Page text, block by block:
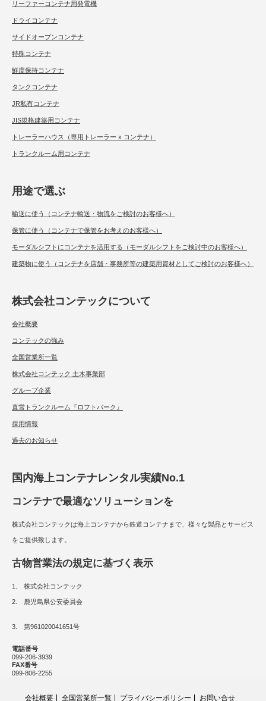
リーファーコンテナ用発電機
ドライコンテナ
サイドオープンコンテナ
特殊コンテナ
鮮度保持コンテナ
タンクコンテナ
JR私有コンテナ
JIS規格建築用コンテナ
トレーラーハウス（専用トレーラー x コンテナ）
トランクルーム用コンテナ
用途で選ぶ
輸送に使う（コンテナ輸送・物流をご検討のお客様へ）
保管に使う（コンテナで保管をお考えのお客様へ）
モーダルシフトにコンテナを活用する（モーダルシフトをご検討中のお客様へ）
建築物に使う（コンテナを店舗・事務所等の建築用資材としてご検討のお客様へ）
株式会社コンテックについて
会社概要
コンテックの強み
全国営業所一覧
株式会社コンテック 土木事業部
グループ企業
直営トランクルーム『ロフトパーク』
採用情報
過去のお知らせ
国内海上コンテナレンタル実績No.1
コンテナで最適なソリューションを
株式会社コンテックは海上コンテナから鉄道コンテナまで、様々な製品とサービス
をご提供致します。
古物営業法の規定に基づく表示
1. 株式会社コンテック
2. 鹿児島県公安委員会
3. 第961020041651号
電話番号
099-206-3939
FAX番号
099-806-2255
会社概要 全国営業所一覧 プライバシーポリシー お問い合せ